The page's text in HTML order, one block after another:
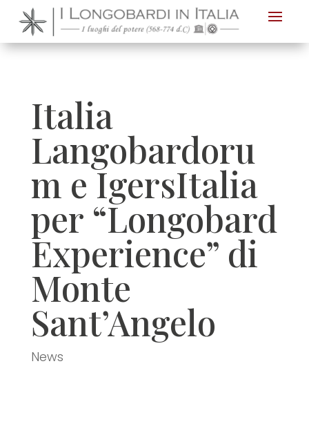
Nota:
questo
sito
sistema
accessibilità.
Italia
Langobardoru
m e IgersItalia
per “Longobard
Experience” di
Monte
Sant’Angelo
News